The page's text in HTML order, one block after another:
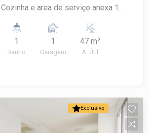
1
Banho
1
Garagem
47 m²
A. Útil
Exclusivo